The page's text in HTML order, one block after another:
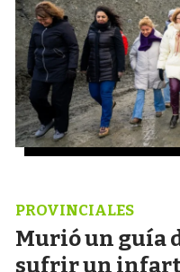
Murió un guía
sufrir un
PROVINCIALES